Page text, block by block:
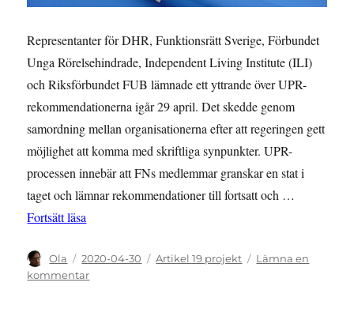
Representanter för DHR, Funktionsrätt Sverige, Förbundet
Unga Rörelsehindrade, Independent Living Institute (ILI)
och Riksförbundet FUB lämnade ett yttrande över UPR-
rekommendationerna igår 29 april. Det skedde genom
samordning mellan organisationerna efter att regeringen gett
möjlighet att komma med skriftliga synpunkter. UPR-
processen innebär att FNs medlemmar granskar en stat i
taget och lämnar rekommendationer till fortsatt och …
Fortsätt läsa
Författare
Ola
Publicerat
den
2020-04-30 Kategorier
Artikel 19 projekt
Lämna en
kommentartill